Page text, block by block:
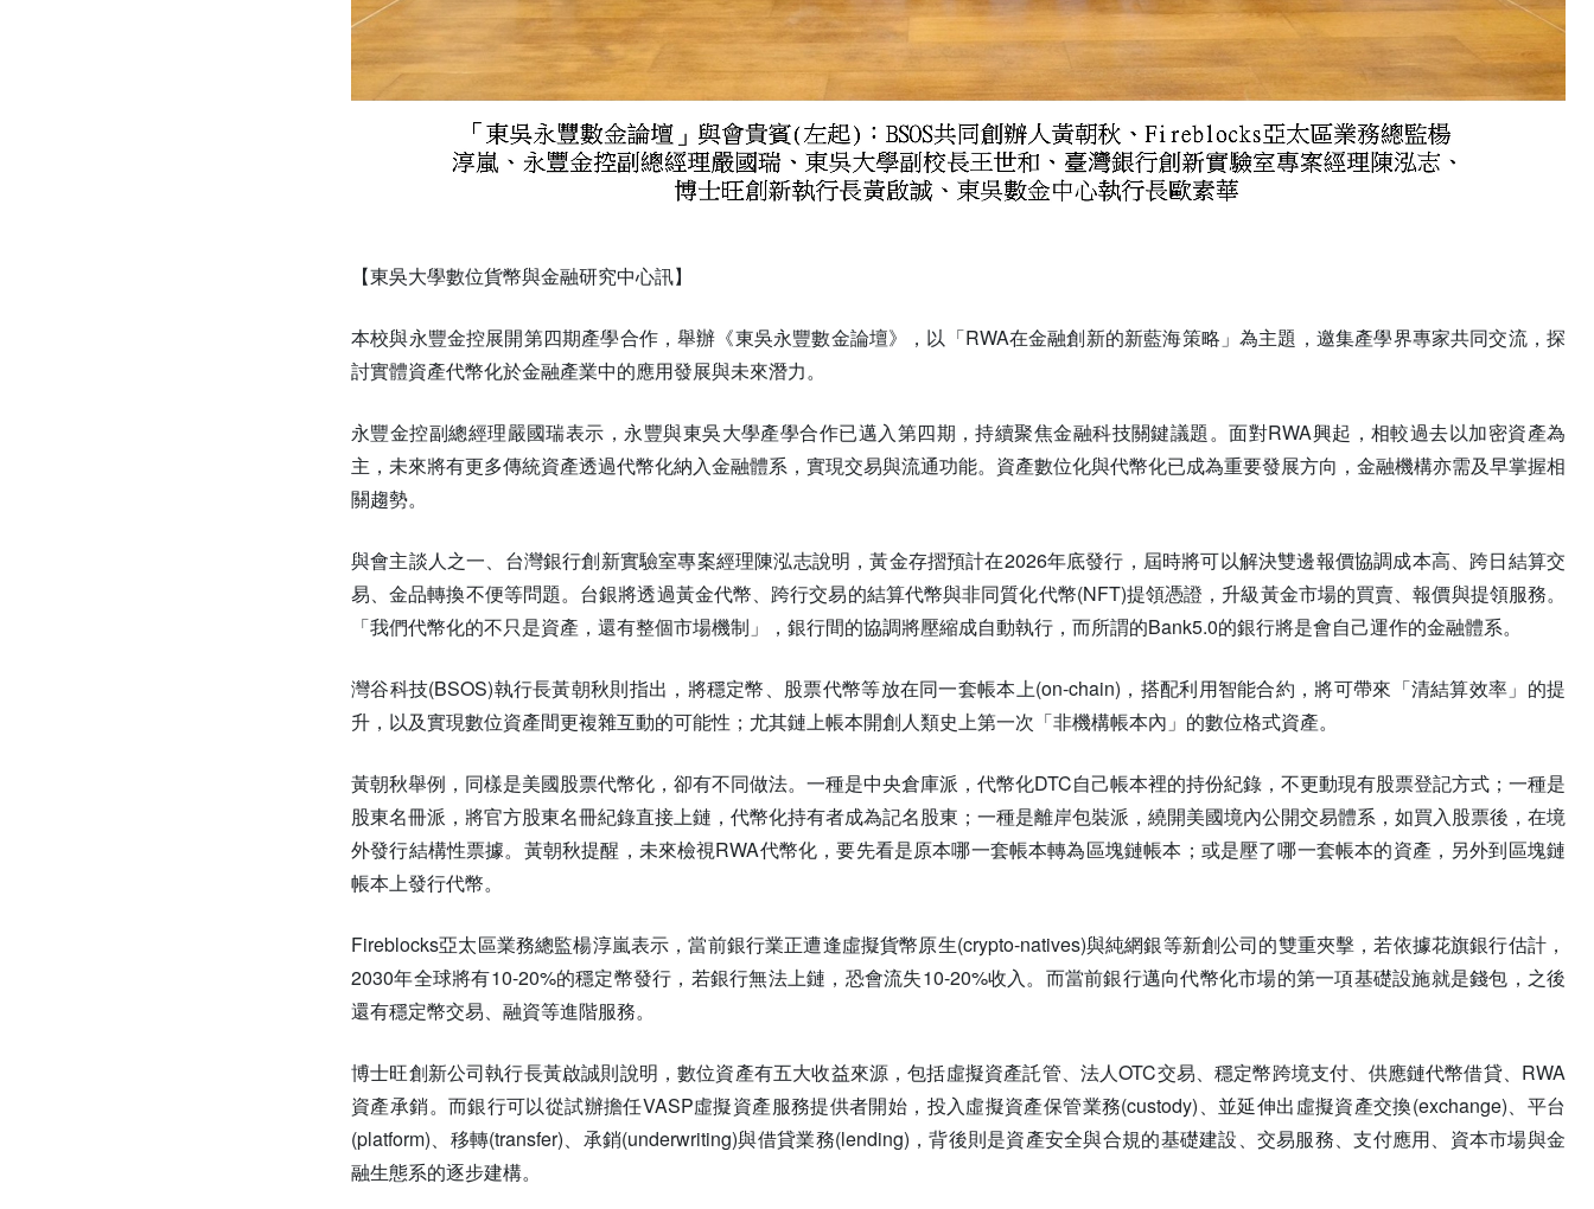
【東吳大學數位貨幣與金融研究中心訊】
本校與永豐金控展開第四期產學合作，舉辦《東吳永豐數金論壇》，以「RWA在金融創新的新藍海策略」為主題，邀集產學界專家共同交流，探
討實體資產代幣化於金融產業中的應用發展與未來潛力。
永豐金控副總經理嚴國瑞表示，永豐與東吳大學產學合作已邁入第四期，持續聚焦金融科技關鍵議題。面對RWA興起，相較過去以加密資產為
主，未來將有更多傳統資產透過代幣化納入金融體系，實現交易與流通功能。資產數位化與代幣化已成為重要發展方向，金融機構亦需及早掌握相
關趨勢。
與會主談人之一、台灣銀行創新實驗室專案經理陳泓志說明，黃金存摺預計在2026年底發行，屆時將可以解決雙邊報價協調成本高、跨日結算交
易、金品轉換不便等問題。台銀將透過黃金代幣、跨行交易的結算代幣與非同質化代幣(NFT)提領憑證，升級黃金市場的買賣、報價與提領服務。
「我們代幣化的不只是資產，還有整個市場機制」，銀行間的協調將壓縮成自動執行，而所謂的Bank5.0的銀行將是會自己運作的金融體系。
灣谷科技(BSOS)執行長黃朝秋則指出，將穩定幣、股票代幣等放在同一套帳本上(on-chain)，搭配利用智能合約，將可帶來「清結算效率」的提
升，以及實現數位資產間更複雜互動的可能性；尤其鏈上帳本開創人類史上第一次「非機構帳本內」的數位格式資產。
黃朝秋舉例，同樣是美國股票代幣化，卻有不同做法。一種是中央倉庫派，代幣化DTC自己帳本裡的持份紀錄，不更動現有股票登記方式；一種是
股東名冊派，將官方股東名冊紀錄直接上鏈，代幣化持有者成為記名股東；一種是離岸包裝派，繞開美國境內公開交易體系，如買入股票後，在境
外發行結構性票據。黃朝秋提醒，未來檢視RWA代幣化，要先看是原本哪一套帳本轉為區塊鏈帳本；或是壓了哪一套帳本的資產，另外到區塊鏈
帳本上發行代幣。
Fireblocks亞太區業務總監楊淳嵐表示，當前銀行業正遭逢虛擬貨幣原生(crypto-natives)與純網銀等新創公司的雙重夾擊，若依據花旗銀行估計，
2030年全球將有10-20%的穩定幣發行，若銀行無法上鏈，恐會流失10-20%收入。而當前銀行邁向代幣化市場的第一項基礎設施就是錢包，之後
還有穩定幣交易、融資等進階服務。
博士旺創新公司執行長黃啟誠則說明，數位資產有五大收益來源，包括虛擬資產託管、法人OTC交易、穩定幣跨境支付、供應鏈代幣借貸、RWA
資產承銷。而銀行可以從試辦擔任VASP虛擬資產服務提供者開始，投入虛擬資產保管業務(custody)、並延伸出虛擬資產交換(exchange)、平台
(platform)、移轉(transfer)、承銷(underwriting)與借貸業務(lending)，背後則是資產安全與合規的基礎建設、交易服務、支付應用、資本市場與金
融生態系的逐步建構。